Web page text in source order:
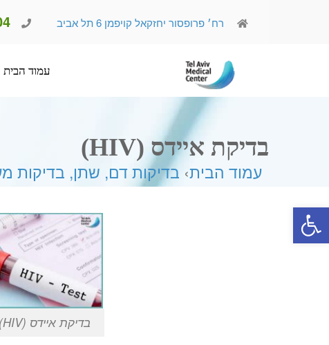
פתח סרגל נגישות
רח׳ פרופסור יחזקאל קויפמן 6 תל אביב
בדיקת איידס (HIV)
עמוד הבית› בדיקות דם, שתן, בדיקות
בדיקת איידס (HIV)